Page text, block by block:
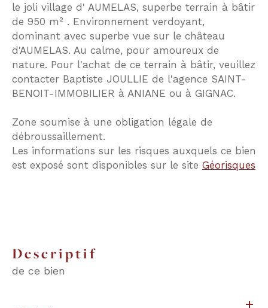
le joli village d' AUMELAS, superbe terrain à bâtir
de 950 m² . Environnement verdoyant,
dominant avec superbe vue sur le château
d'AUMELAS. Au calme, pour amoureux de
nature. Pour l'achat de ce terrain à bâtir, veuillez
contacter Baptiste JOULLIE de l'agence SAINT-
BENOIT-IMMOBILIER à ANIANE ou à GIGNAC.
Zone soumise à une obligation légale de
débroussaillement.
Les informations sur les risques auxquels ce bien
est exposé sont disponibles sur le site Géorisques
descriptif
de ce bien